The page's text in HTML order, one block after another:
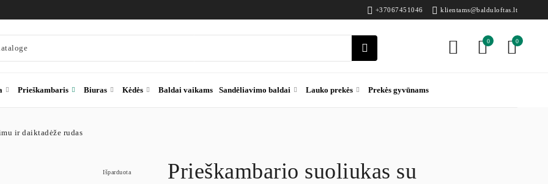
+37067451046 klientams@balduloftas.lt
0
0
Prieškambaris Biuras Kėdės Baldai vaikams Sandėliavimo baldai Lauko prekės Prekės gyvūnams
ir daiktadėže rudas
Išparduota
Prieškambario suoliukas su